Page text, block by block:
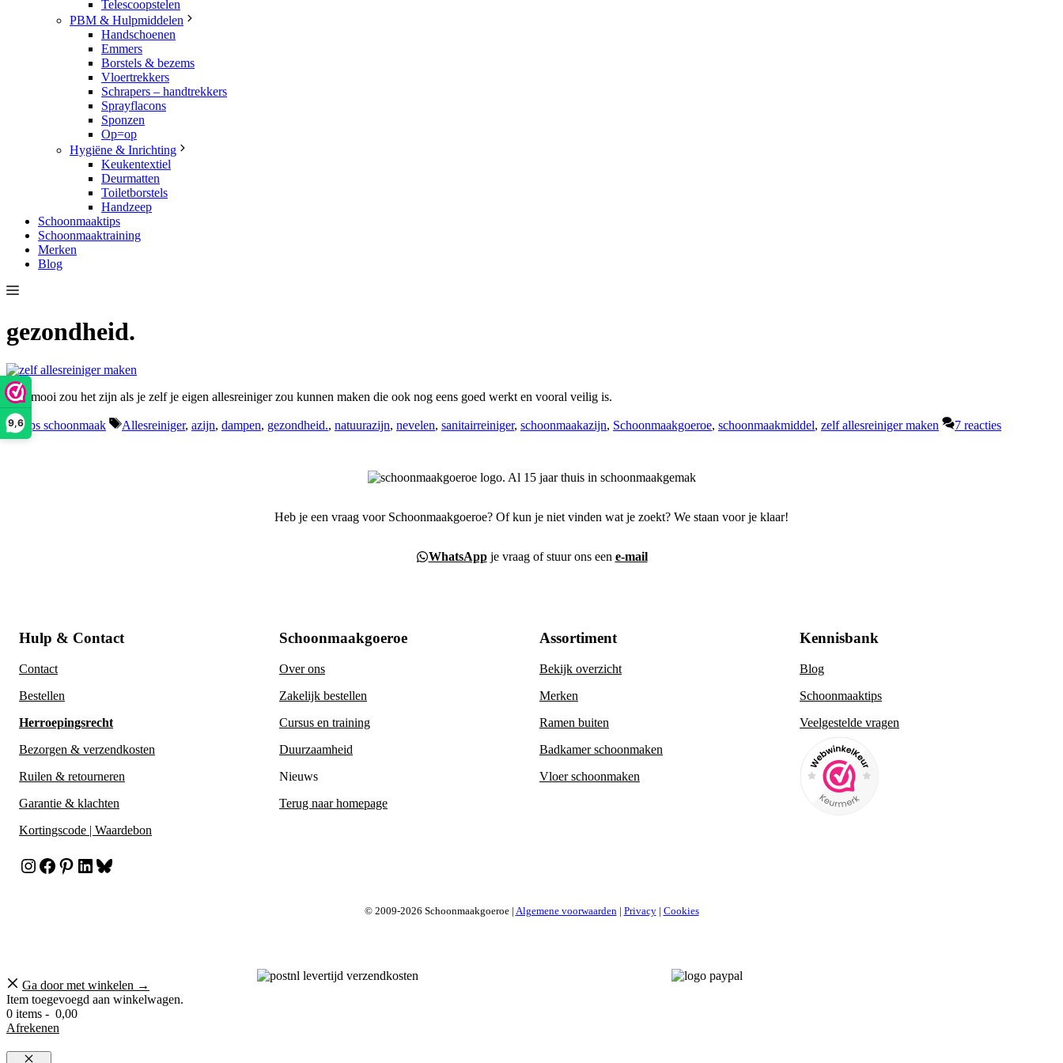
9,6
Telescoopstelen
PBM & Hulpmiddelen
Handschoenen
Emmers
Borstels & bezems
Vloertrekkers
Schrapers – handtrekkers
Sprayflacons
Sponzen
Op=op
Hygiëne & Inrichting
Keukentextiel
Deurmatten
Toiletborstels
Handzeep
Schoonmaaktips
Schoonmaaktraining
Merken
Blog
gezondheid.
Hoe mooi zou het zijn als je zelf je eigen allesreiniger zou kunnen maken die ook nog eens goed werkt en vooral veilig is.
Categorieën
Tips schoonmaak Tags
Allesreiniger, azijn, dampen, gezondheid., natuurazijn, nevelen, sanitairreiniger, schoonmaakazijn, Schoonmaakgoeroe, schoonmaakmiddel, zelf allesreiniger maken 7 reacties
Heb je een vraag voor Schoonmaakgoeroe? Of kun je niet vinden wat je zoekt? We staan voor je klaar!
WhatsAppje vraag of stuur ons een e-mail
Hulp & Contact
Contact
Bestellen
Herroepingsrecht
Bezorgen & verzendkosten
Ruilen & retourneren
Garantie & klachten
Kortingscode | Waardebon
Instagram
Facebook
Pinterest
LinkedIn
Bluesky
Schoonmaakgoeroe
Over ons
Zakelijk bestellen
Cursus en training
Duurzaamheid
Nieuws
Terug naar homepage
Assortiment
Bekijk overzicht
Merken
Ramen buiten
Badkamer schoonmaken
Vloer schoonmaken
Kennisbank
Blog
Schoonmaaktips
Veelgestelde vragen
© 2009-2026 Schoonmaakgoeroe | Algemene voorwaarden | Privacy| Cookies
Ga door met winkelen →
Item toegevoegd aan winkelwagen.
0 items - 0,00
Afrekenen